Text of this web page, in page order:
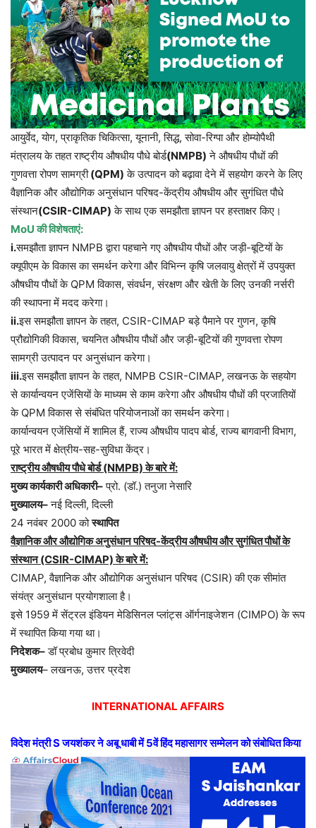
आयुर्वेद, योग, प्राकृतिक चिकित्सा, यूनानी, सिद्ध, सोवा-रिग्पा और होम्योपैथी
मंत्रालय के तहत राष्ट्रीय औषधीय पौधे बोर्ड(NMPB) ने औषधीय पौधों की
गुणवत्ता रोपण सामग्री(QPM) के उत्पादन को बढ़ावा देने में सहयोग करने के लिए
वैज्ञानिक और औद्योगिक अनुसंधान परिषद-केंद्रीय औषधीय और सुगंधित पौधे
संस्थान(CSIR-CIMAP) के साथ एक समझौता ज्ञापन पर हस्ताक्षर किए।
MoU की विशेषताएं:
i.समझौता ज्ञापन NMPB द्वारा पहचाने गए औषधीय पौधों और जड़ी-बूटियों के
क्यूपीएम के विकास का समर्थन करेगा और विभिन्न कृषि जलवायु क्षेत्रों में उपयुक्त
औषधीय पौधों के QPM विकास, संवर्धन, संरक्षण और खेती के लिए उनकी नर्सरी
की स्थापना में मदद करेगा।
ii.इस समझौता ज्ञापन के तहत, CSIR-CIMAP बड़े पैमाने पर गुणन, कृषि
प्रौद्योगिकी विकास, चयनित औषधीय पौधों और जड़ी-बूटियों की गुणवत्ता रोपण
सामग्री उत्पादन पर अनुसंधान करेगा।
iii.इस समझौता ज्ञापन के तहत, NMPB CSIR-CIMAP, लखनऊ के सहयोग
से कार्यान्वयन एजेंसियों के माध्यम से काम करेगा और औषधीय पौधों की प्रजातियों
के QPM विकास से संबंधित परियोजनाओं का समर्थन करेगा।
कार्यान्वयन एजेंसियों में शामिल हैं, राज्य औषधीय पादप बोर्ड, राज्य बागवानी विभाग,
पूरे भारत में क्षेत्रीय-सह-सुविधा केंद्र।
राष्ट्रीय औषधीय पौधे बोर्ड (NMPB) के बारे में:
मुख्य कार्यकारी अधिकारी–प्रो. (डॉ.) तनुजा नेसारि
मुख्यालय–नई दिल्ली, दिल्ली
24 नवंबर 2000 कोस्थापित
वैज्ञानिक और औद्योगिक अनुसंधान परिषद-केंद्रीय औषधीय और सुगंधित पौधों के
संस्थान (CSIR-CIMAP) के बारे में:
CIMAP, वैज्ञानिक और औद्योगिक अनुसंधान परिषद (CSIR) की एक सीमांत
संयंत्र अनुसंधान प्रयोगशाला है।
इसे 1959 में सेंट्रल इंडियन मेडिसिनल प्लांट्स ऑर्गनाइजेशन (CIMPO) के रूप
में स्थापित किया गया था।
निदेशक–डॉ प्रबोध कुमार त्रिवेदी
मुख्यालय– लखनऊ, उत्तर प्रदेश
INTERNATIONAL AFFAIRS
विदेश मंत्री S जयशंकर ने अबू धाबी में 5वें हिंद महासागर सम्मेलन को संबोधित किया